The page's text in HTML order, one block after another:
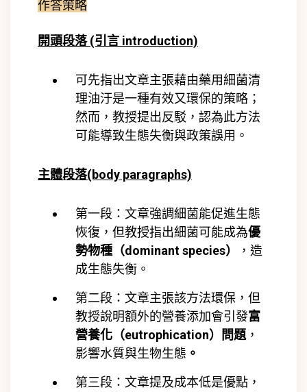
作答策略
開頭段落 (引言 introduction)
可先指出文章主張藉由藥用細菌清
理油汙是一種有效又環保的策略；
然而，教授提出反駁，認為此方法
可能導致生態失衡與政策誤用。
主體段落(body paragraphs)
第一段：文章強調細菌能促進生態
恢復，但教授指出細菌可能成為優
勢物種（dominant species）
，造
成生態失衡。
第二段：文章主張該方法環保，但
教授說明額外的營養添加會引發富
營養化（eutrophication）問題 ，
影響水質與生物生態 。
第三段：文章提及成本低是優點，